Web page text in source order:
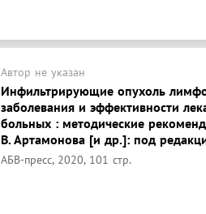
Автор не указан
Инфильтрирующие опухоль
заболевания и эффективности
больных : методические
В. Артамонова [и др.]: под
АБВ-пресс, 2020, 101 стр.